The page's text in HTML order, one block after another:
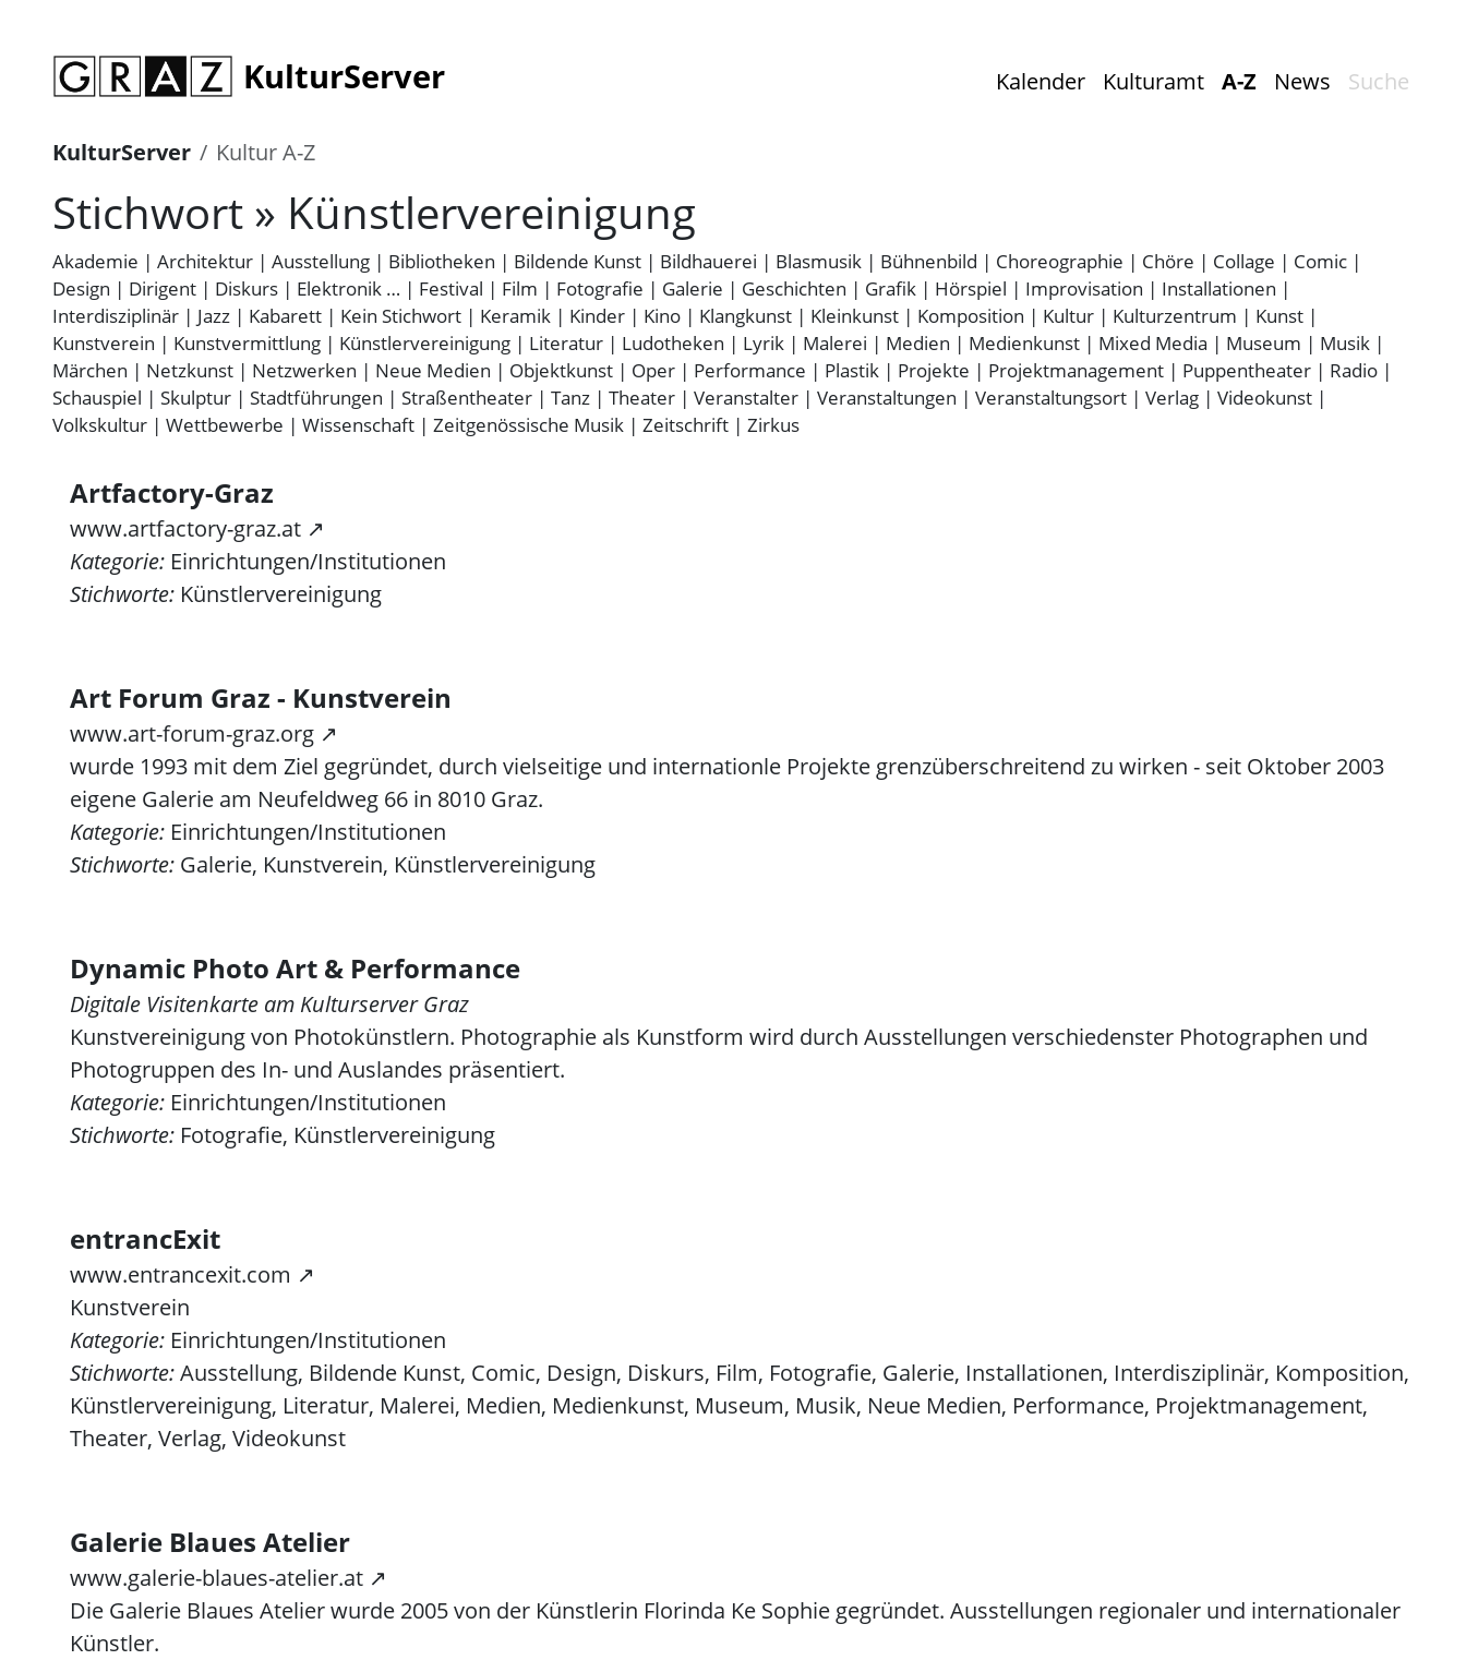
KulturServer Kalender Kulturamt A-Z News Suche
KulturServer Kultur A-Z
Stichwort » Künstlervereinigung
Akademie | Architektur | Ausstellung | Bibliotheken | Bildende Kunst | Bildhauerei | Blasmusik | Bühnenbild | Choreographie | Chöre | Collage | Comic |
Design | Dirigent | Diskurs | Elektronik … | Festival | Film | Fotografie | Galerie | Geschichten | Grafik | Hörspiel | Improvisation | Installationen |
Interdisziplinär | Jazz | Kabarett | Kein Stichwort | Keramik | Kinder | Kino | Klangkunst | Kleinkunst | Komposition | Kultur | Kulturzentrum | Kunst |
Kunstverein | Kunstvermittlung | Künstlervereinigung | Literatur | Ludotheken | Lyrik | Malerei | Medien | Medienkunst | Mixed Media | Museum | Musik |
Märchen | Netzkunst | Netzwerken | Neue Medien | Objektkunst | Oper | Performance | Plastik | Projekte | Projektmanagement | Puppentheater | Radio |
Schauspiel | Skulptur | Stadtführungen | Straßentheater | Tanz | Theater | Veranstalter | Veranstaltungen | Veranstaltungsort | Verlag | Videokunst |
Volkskultur | Wettbewerbe | Wissenschaft | Zeitgenössische Musik | Zeitschrift | Zirkus
Artfactory-Graz
www.artfactory-graz.at ↗
Kategorie: Einrichtungen/Institutionen
Stichworte: Künstlervereinigung
Art Forum Graz - Kunstverein
www.art-forum-graz.org ↗
wurde 1993 mit dem Ziel gegründet, durch vielseitige und internationle Projekte grenzüberschreitend zu wirken - seit Oktober 2003
eigene Galerie am Neufeldweg 66 in 8010 Graz.
Kategorie: Einrichtungen/Institutionen
Stichworte: Galerie, Kunstverein, Künstlervereinigung
Dynamic Photo Art & Performance
Digitale Visitenkarte am Kulturserver Graz
Kunstvereinigung von Photokünstlern. Photographie als Kunstform wird durch Ausstellungen verschiedenster Photographen und
Photogruppen des In- und Auslandes präsentiert.
Kategorie: Einrichtungen/Institutionen
Stichworte: Fotografie, Künstlervereinigung
entrancExit
www.entrancexit.com ↗
Kunstverein
Kategorie: Einrichtungen/Institutionen
Stichworte:Ausstellung, Bildende Kunst, Comic, Design, Diskurs, Film, Fotografie, Galerie, Installationen, Interdisziplinär, Komposition,
Künstlervereinigung, Literatur, Malerei, Medien, Medienkunst, Museum, Musik, Neue Medien, Performance, Projektmanagement,
Theater, Verlag, Videokunst
Galerie Blaues Atelier
www.galerie-blaues-atelier.at ↗
Die Galerie Blaues Atelier wurde 2005 von der Künstlerin Florinda Ke Sophie gegründet. Ausstellungen regionaler und internationaler
Künstler.